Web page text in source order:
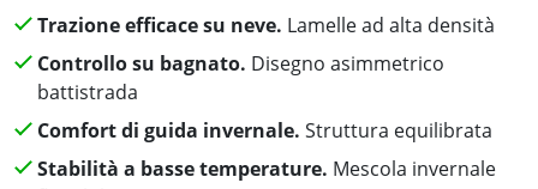
Trazione efficace su neve. Lamelle ad alta densità
Controllo su bagnato. Disegno asimmetrico
battistrada
Comfort di guida invernale. Struttura equilibrata
Stabilità a basse temperature. Mescola invernale